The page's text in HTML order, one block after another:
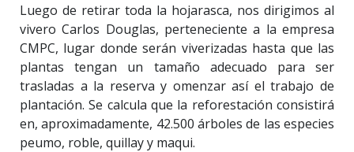
Luego de retirar toda la hojarasca, nos dirigimos al
vivero Carlos Douglas, perteneciente a la empresa
CMPC, lugar donde serán viverizadas hasta que las
plantas tengan un tamaño adecuado para ser
trasladas a la reserva y omenzar así el trabajo de
plantación. Se calcula que la reforestación consistirá
en, aproximadamente, 42.500 árboles de las especies
peumo, roble, quillay y maqui.